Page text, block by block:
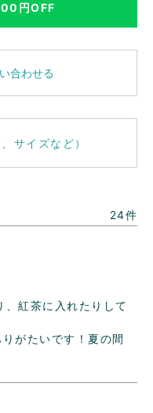
円OFF
合わせる
サイズなど）
24
、紅茶に入れたりして
がたいです！夏の間